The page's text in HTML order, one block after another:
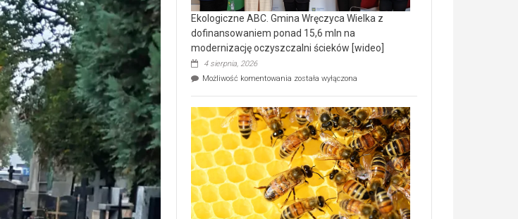
Ekologiczne ABC. Gmina Wręczyca Wielka z
dofinansowaniem ponad 15,6 mln na
modernizację oczyszczalni ścieków [wideo]
4 sierpnia, 2026
Możliwość komentowania Ekologiczne
Wręczyca
Wielka
z
dofinansowaniem
ponad
15,6
mln
na
modernizację
oczyszczalni
została wyłączona